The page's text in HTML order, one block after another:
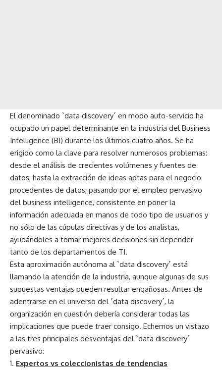
El denominado `data discovery´ en modo auto-servicio ha
ocupado un papel determinante en la industria del Business
Intelligence (BI) durante los últimos cuatro años. Se ha
erigido como la clave para resolver numerosos problemas:
desde el análisis de crecientes volúmenes y fuentes de
datos; hasta la extracción de ideas aptas para el negocio
procedentes de datos; pasando por el empleo pervasivo
del business intelligence, consistente en poner la
información adecuada en manos de todo tipo de usuarios y
no sólo de las cúpulas directivas y de los analistas,
ayudándoles a tomar mejores decisiones sin depender
tanto de los departamentos de TI.
Esta aproximación autónoma al `data discovery´ está
llamando la atención de la industria, aunque algunas de sus
supuestas ventajas pueden resultar engañosas. Antes de
adentrarse en el universo del ´data discovery´, la
organización en cuestión debería considerar todas las
implicaciones que puede traer consigo. Echemos un vistazo
a las tres principales desventajas del `data discovery´
pervasivo:
Expertos vs coleccionistas de tendencias